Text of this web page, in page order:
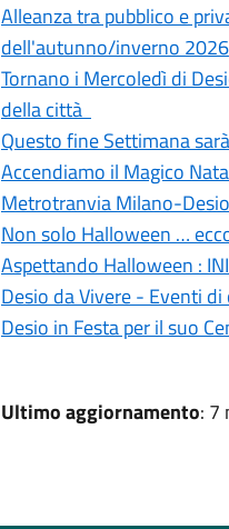
Alleanza tra pubblico e
dell'autunno/inverno 2026
Tornano i Mercoledì di
della città
Questo fine Settimana
Accendiamo il Magico
Metrotranvia Milano-
Non solo Halloween …
Aspettando Halloween :
Desio da Vivere - Eventi
Desio in Festa per il suo
Ultimo aggiornamento: 7